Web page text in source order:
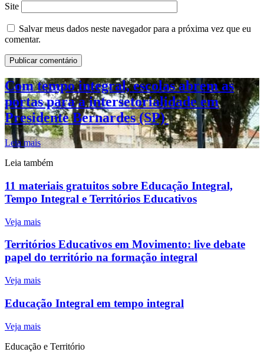
Site
Salvar meus dados neste navegador para a próxima vez que eu
comentar.
Com tempo integral, escolas abrem as
portas para a intersetorialidade em
Presidente Bernardes (SP)
Leia mais
Leia também
11 materiais gratuitos sobre Educação Integral,
Tempo Integral e Territórios Educativos
Veja mais
Territórios Educativos em Movimento: live debate
papel do território na formação integral
Veja mais
Educação Integral em tempo integral
Veja mais
Educação e Território